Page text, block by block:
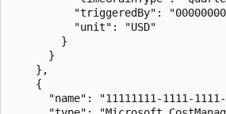
"triggeredBy":
          "unit": "USD"
        }
      }
    },
    {
"name": "11111111-1111-